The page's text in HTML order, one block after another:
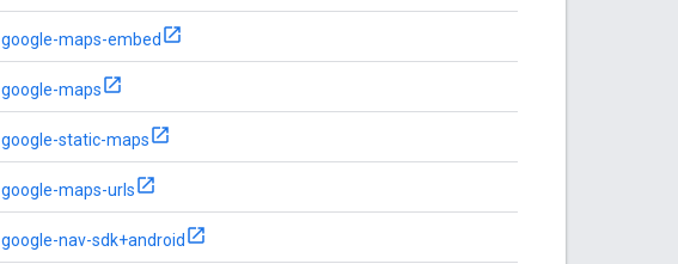
google-maps-embed
google-maps
google-static-maps
google-maps-urls
google-nav-sdk+android